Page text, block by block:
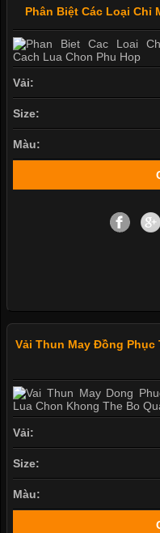
Phân Biệt Các Loại Chỉ
Vải:
Size:
Màu:
Vải Thun May Đồng
Vải:
Size:
Màu: